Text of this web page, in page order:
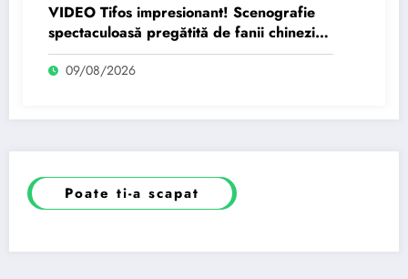
VIDEO Tifos impresionant! Scenografie
spectaculoasă pregătită de fanii chinezi
pentru Nicolae Stanciu
09/08/2026
Poate ti-a scapat